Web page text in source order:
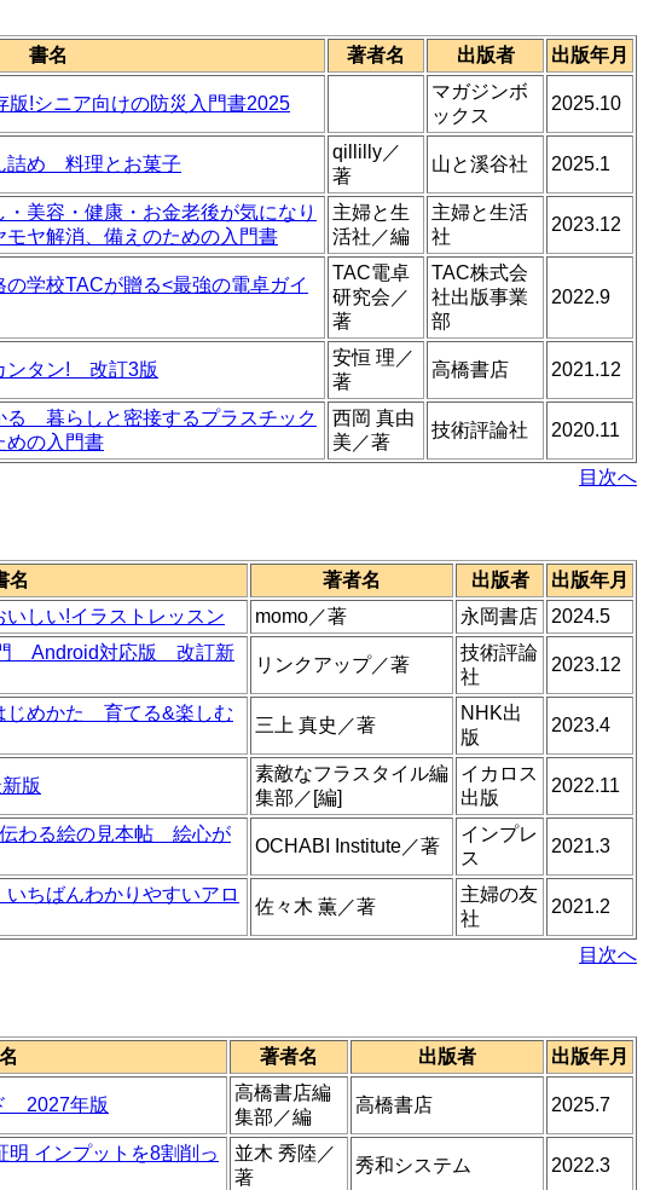
書名 著者名 出版者 出版年月
!シニア向けの防災入門書2025
マガジンボ
ックス
2025.10
詰め 料理とお菓子
qillilly／
著
山と溪谷社 2025.1
美容・健康・お金老後が気になり
ヤ解消、備えのための入門書
主婦と生
活社／編
主婦と生活
社
2023.12
学校TACが贈る<最強の電卓ガイ
TAC電卓
研究会／
著
TAC株式会
社出版事業
部
2022.9
ンタン! 改訂3版
安恒 理／
著
高橋書店 2021.12
る 暮らしと密接するプラスチック
めの入門書
西岡 真由
美／著
技術評論社 2020.11
目次へ
名 著者名 出版者
出版年月
しい!イラストレッスン
momo／著 永岡書店
2024.5
Android対応版 改訂新
リンクアップ／著
技術評論
社
2023.12
じめかた 育てる&楽しむ
三上 真史／著
NHK出
版
2023.4
版
素敵なフラスタイル編
集部／[編]
イカロス
出版
2022.11
わる絵の見本帖 絵心が
OCHABI Institute／著
インプレ
ス
2021.3
ちばんわかりやすいアロ
佐々木 薫／著
主婦の友
社
2021.2
目次へ
著者名 出版者 出版年月
2027年版
高橋書店編
集部／編
高橋書店 2025.7
インプットを8割削っ
並木 秀陸／
著
秀和システム 2022.3